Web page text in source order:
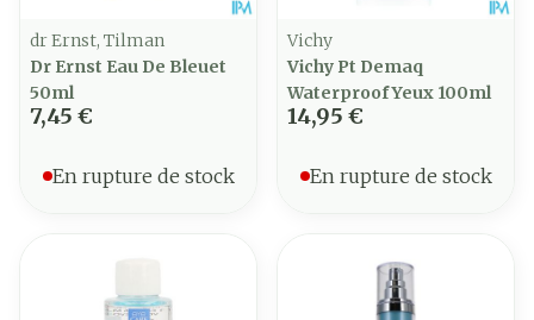
dr Ernst, Tilman
Dr Ernst Eau De Bleuet
50ml
7,45 €
En rupture de stock
Vichy
Vichy Pt Demaq
Waterproof Yeux 100ml
14,95 €
En rupture de stock